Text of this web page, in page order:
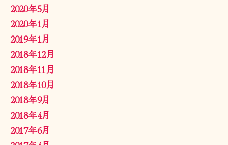
2020年5月
2020年1月
2019年1月
2018年12月
2018年11月
2018年10月
2018年9月
2018年4月
2017年6月